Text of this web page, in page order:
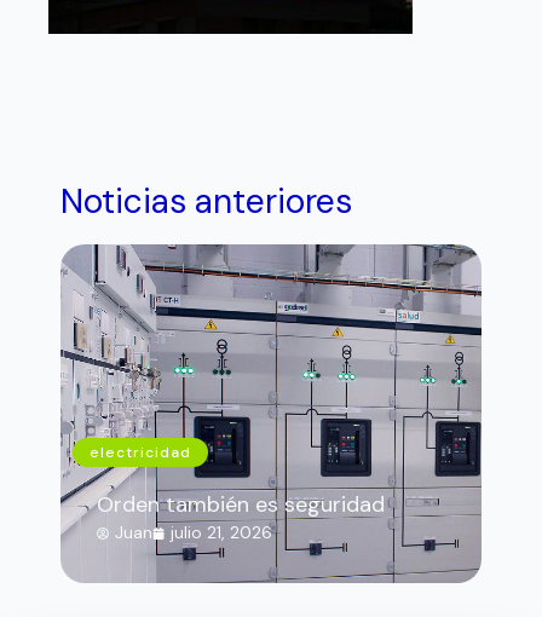
Noticias anteriores
electricidad
Orden también es seguridad
Juan julio 21, 2026